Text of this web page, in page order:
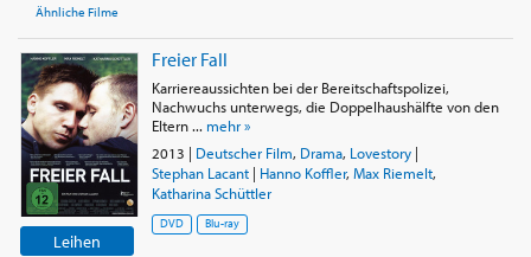
Ähnliche Filme
Leihen
Freier Fall
Karriereaussichten bei der Bereitschaftspolizei,
Nachwuchs unterwegs, die Doppelhaushälfte von den
Eltern ... mehr »
2013 | Deutscher Film, Drama, Lovestory|
Stephan Lacant| Hanno Koffler, Max Riemelt,
Katharina Schüttler
DVD Blu-ray